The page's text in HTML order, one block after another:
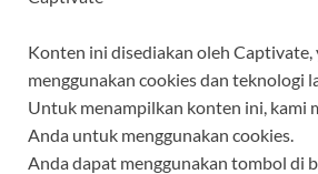
Konten ini disediakan oleh Captivate
menggunakan cookies dan teknologi
Untuk menampilkan konten ini, kami
Anda untuk menggunakan cookies.
Anda dapat menggunakan tombol di